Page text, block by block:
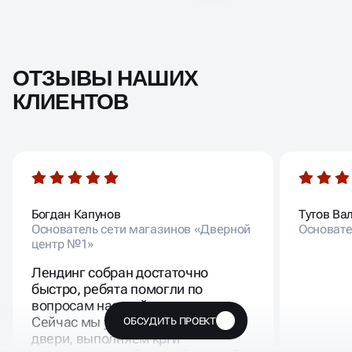
ОТЗЫВЫ НАШИХ
КЛИЕНТОВ
Богдан Капунов
Основатель сети магазинов «Дверной
центр №1»
Лендинг собран достаточно
быстро, ребята помогли по
вопросам настройки рекламы.
Сейчас мы успешно продаем
двери, выполняем kpi и
Тутов
ОБСУДИТЬ ПРОЕКТ